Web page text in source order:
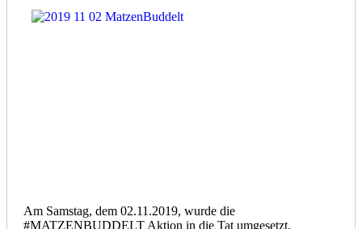
Am Samstag, dem 02.11.2019, wurde die
#MATZENBUDDELT Aktion in die Tat umgesetzt.